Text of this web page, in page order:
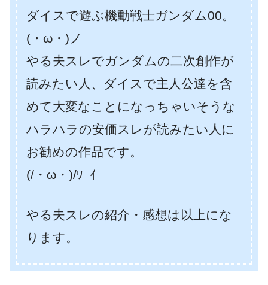
ダイスで遊ぶ機動戦士ガンダム00。
(・ω・)ノ
やる夫スレでガンダムの二次創作が
読みたい人、ダイスで主人公達を含
めて大変なことになっちゃいそうな
ハラハラの安価スレが読みたい人に
お勧めの作品です。
(/・ω・)/ﾜｰｲ
やる夫スレの紹介・感想は以上にな
ります。